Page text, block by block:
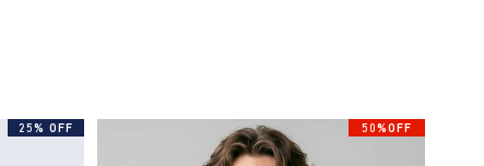
25% OFF 50%OFF